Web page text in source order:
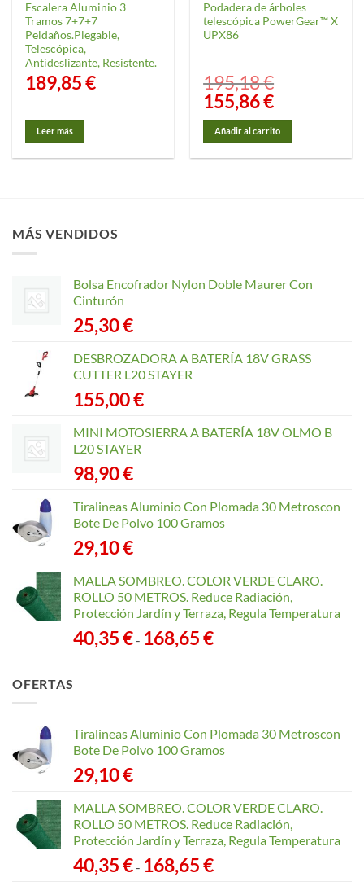
Escalera Aluminio 3
Tramos 7+7+7
Peldaños.Plegable,
Telescópica,
Antideslizante, Resistente.
189,85€
Leer más
Podadera de árboles
telescópica PowerGear™ X
UPX86
195,18€
El
precio
original
era:
195,18 €.
155,86€El
precio
actual
es:
155,86 €.
Añadir al carrito
MÁS VENDIDOS
Bolsa Encofrador Nylon Doble Maurer Con
Cinturón
25,30€
DESBROZADORA A BATERÍA 18V GRASS
CUTTER L20 STAYER
155,00€
MINI MOTOSIERRA A BATERÍA 18V OLMO B
L20 STAYER
98,90€
Tiralineas Aluminio Con Plomada 30 Metroscon
Bote De Polvo 100 Gramos
29,10€
MALLA SOMBREO. COLOR VERDE CLARO.
ROLLO 50 METROS. Reduce Radiación,
Protección Jardín y Terraza, Regula Temperatura
40,35€- 168,65€Rango
168,65 €
OFERTAS
Tiralineas Aluminio Con Plomada 30 Metroscon
Bote De Polvo 100 Gramos
29,10€
MALLA SOMBREO. COLOR VERDE CLARO.
ROLLO 50 METROS. Reduce Radiación,
Protección Jardín y Terraza, Regula Temperatura
40,35€- 168,65€Rango